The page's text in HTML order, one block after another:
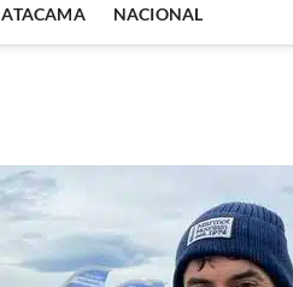
ATACAMA NACIONAL